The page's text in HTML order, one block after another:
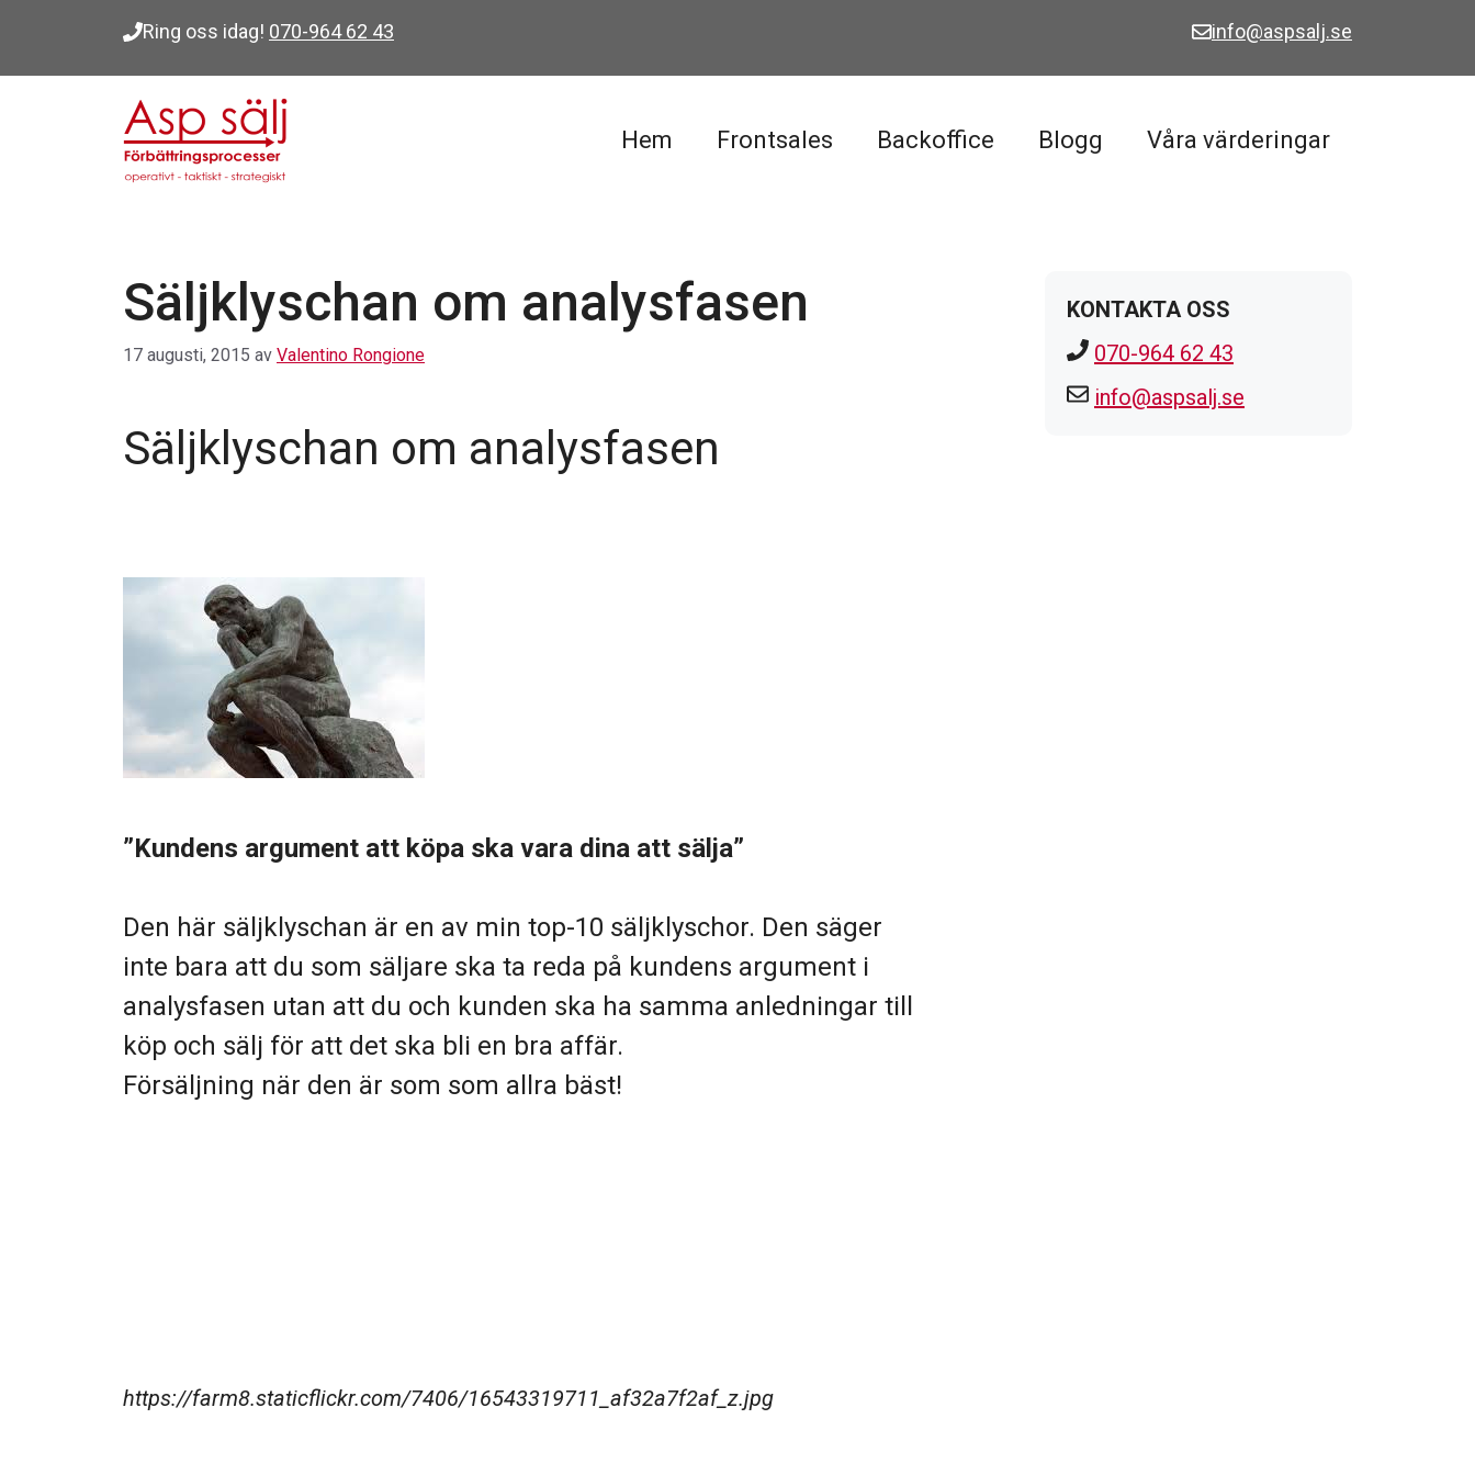
info@aspsalj.se
Ring oss idag! 070-964 62 43
Hem Frontsales Backoffice Blogg Våra värderingar
Säljklyschan om analysfasen
17 augusti, 2015 av Valentino Rongione
Säljklyschan om analysfasen
”Kundens argument att köpa ska vara dina att sälja”
Den här säljklyschan är en av min top-10 säljklyschor. Den säger
inte bara att du som säljare ska ta reda på kundens argument i
analysfasen utan att du och kunden ska ha samma anledningar till
köp och sälj för att det ska bli en bra affär.
Försäljning när den är som som allra bäst!
https://farm8.staticflickr.com/7406/16543319711_af32a7f2af_z.jpg
KONTAKTA OSS
070-964 62 43
info@aspsalj.se